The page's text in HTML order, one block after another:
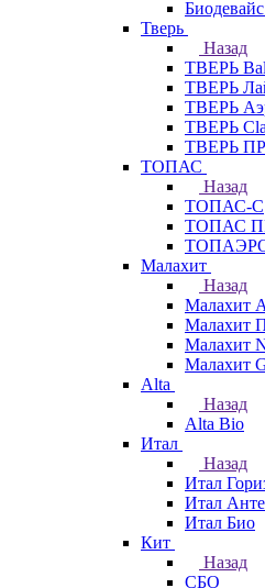
Тверь
Назад
ТВЕРЬ
ТВЕРЬ
ТВЕРЬ
ТВЕРЬ
ТВЕРЬ
ТОПАС
Назад
ТОПАС-С
ТОПАС
Малахит
Назад
Малахит
Малахит
Малахит
Малахит
Alta
Назад
Alta Bio
Итал
Назад
Итал
Итал
Итал Био
Кит
Назад
СБО